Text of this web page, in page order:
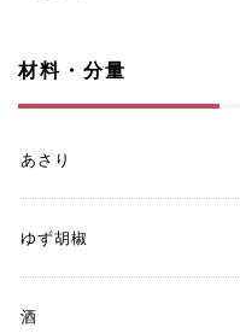
材料・分量
あさり
ゆず胡椒
酒